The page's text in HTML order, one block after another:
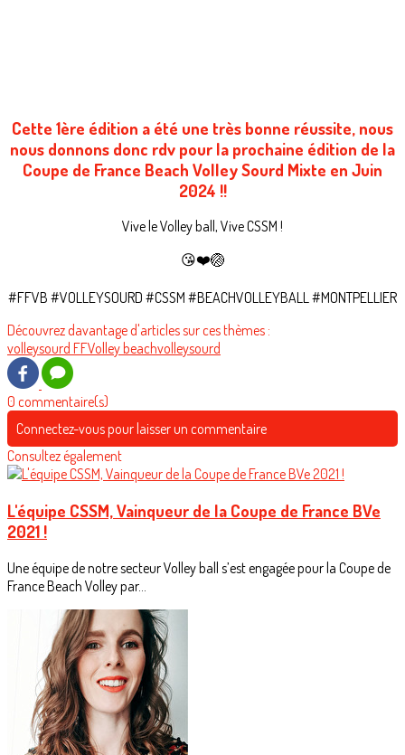
Cette 1ère édition a été une très bonne réussite, nous
nous donnons donc rdv pour la prochaine édition de la
Coupe de France Beach Volley Sourd Mixte en Juin
2024 !!
Vive le Volley ball, Vive CSSM !
😘❤️🏐
#FFVB #VOLLEYSOURD #CSSM #BEACHVOLLEYBALL #MONTPELLIER
Découvrez davantage d'articles sur ces thèmes :
volleysourd FFVolley beachvolleysourd
0 commentaire(s)
Connectez-vous pour laisser un commentaire
Consultez également
L'équipe CSSM, Vainqueur de la Coupe de France BVe
2021 !
Une équipe de notre secteur Volley ball s’est engagée pour la Coupe de
France Beach Volley par...